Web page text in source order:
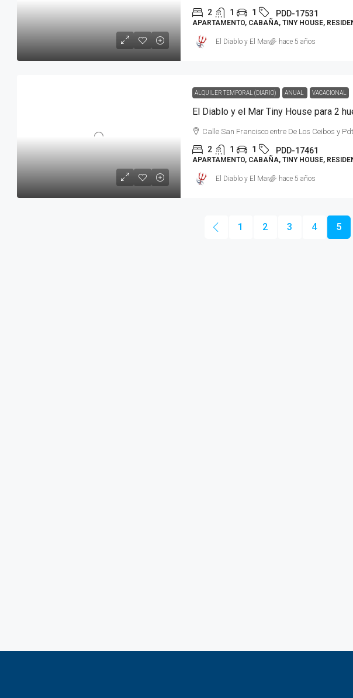
2 1 1 PDD-17531
APARTAMENTO, CABAÑA, TINY HOUSE,
El Diablo y El Mar hace 5 años
ALQUILER TEMPORAL (DIARIO) ANUAL VACACIONAL
El Diablo y el Mar Tiny House para 2
Calle San Francisco entre De Los Ceibos y
2 1 1 PDD-17461
APARTAMENTO, CABAÑA, TINY HOUSE,
El Diablo y El Mar hace 5 años
1 2 3 4 5